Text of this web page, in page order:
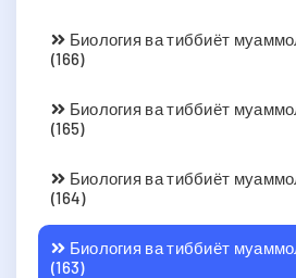
Биология ва тиббиёт
(166)
Биология ва тиббиёт
(165)
Биология ва тиббиёт
(164)
Биология ва тиббиёт
(163)